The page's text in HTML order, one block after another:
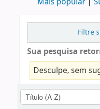
Filtre
Sua pesquisa
Desculpe, sem